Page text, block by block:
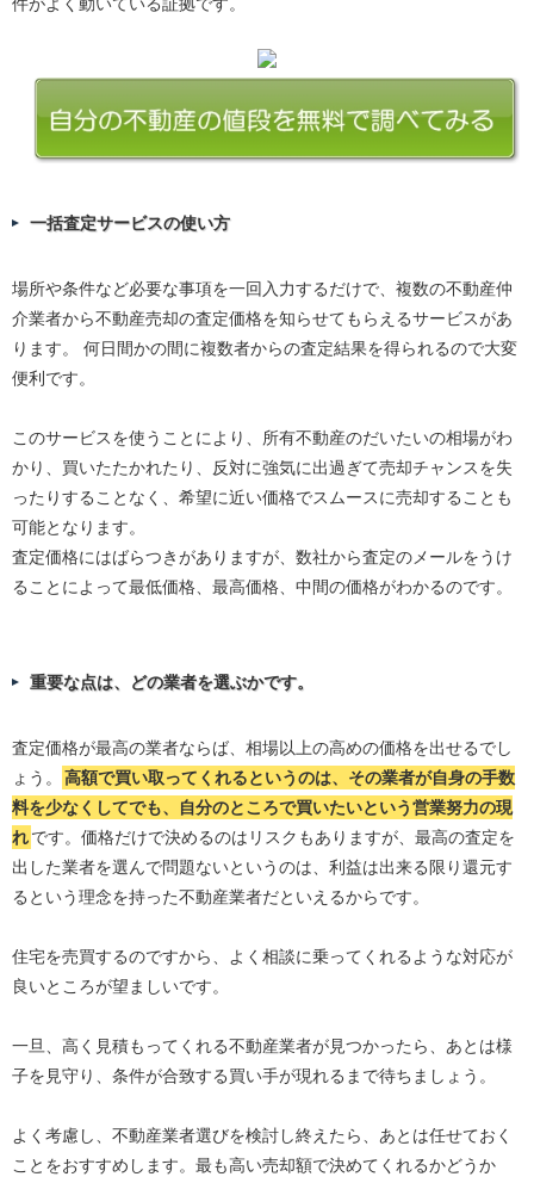
一括査定サービスの使い方
場所や条件など必要な事項を一回入力するだけで、複数の不動産仲
介業者から不動産売却の査定価格を知らせてもらえるサービスがあ
ります。 何日間かの間に複数者からの査定結果を得られるので大変
便利です。
このサービスを使うことにより、所有不動産のだいたいの相場がわ
かり、買いたたかれたり、反対に強気に出過ぎて売却チャンスを失
ったりすることなく、希望に近い価格でスムースに売却することも
可能となります。
査定価格にはばらつきがありますが、数社から査定のメールをうけ
ることによって最低価格、最高価格、中間の価格がわかるのです。
重要な点は、どの業者を選ぶかです。
査定価格が最高の業者ならば、相場以上の高めの価格を出せるでし
ょう。
高額で買い取ってくれるというのは、その業者が自身の手数
料を少なくしてでも、自分のところで買いたいという営業努力の現
れです。価格だけで決めるのはリスクもありますが、最高の査定を
出した業者を選んで問題ないというのは、利益は出来る限り還元す
るという理念を持った不動産業者だといえるからです。
住宅を売買するのですから、よく相談に乗ってくれるような対応が
良いところが望ましいです。
一旦、高く見積もってくれる不動産業者が見つかったら、あとは様
子を見守り、条件が合致する買い手が現れるまで待ちましょう。
よく考慮し、不動産業者選びを検討し終えたら、あとは任せておく
ことをおすすめします。最も高い売却額で決めてくれるかどうか